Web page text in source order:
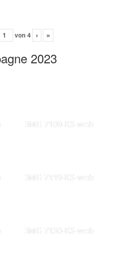
von 4 › »
2023
IMG 7109-KS-web
IMG 7119-KS-web
IMG 7130-KS-web